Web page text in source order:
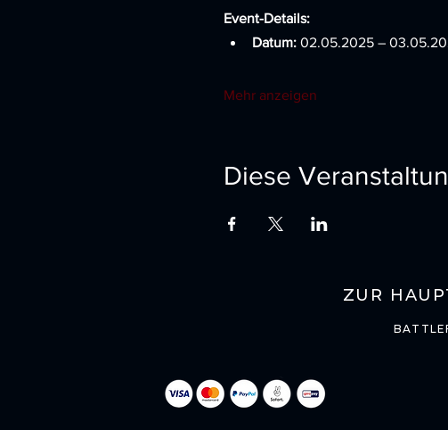
Event-Details:
Datum: 02.05.2025 –
Mehr anzeigen
Diese
ZUR